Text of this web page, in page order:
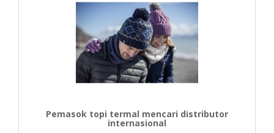
Pemasok topi termal mencari distributor
internasional